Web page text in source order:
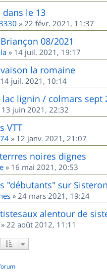
dans le 13
» 22 févr. 2021, 11:37
08/2021
» 14 juil. 2021, 19:17
la romaine
14 juil. 2021, 10:14
lac lignin / colmars sept
13 juin 2021, 22:32
VTT
» 12 janv. 2021, 21:07
noires dignes
» 16 mai 2021, 20:53
"débutants" sur
» 24 mars 2021, 19:24
alentour de
» 22 août 2012, 11:11